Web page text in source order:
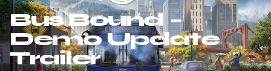
Bus Bound –
Demo Update
Trailer